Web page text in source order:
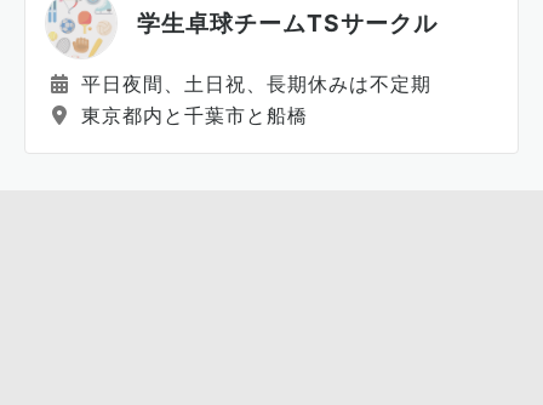
学生卓球チームTSサークル
平日夜間、土日祝、長期休みは不定期
東京都内と千葉市と船橋